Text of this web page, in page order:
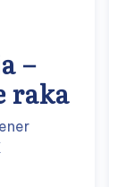
–
raka